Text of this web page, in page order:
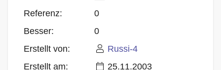
Blog
Referenz:
0
Besser:
0
Erstellt von:
Russi-4
Erstellt am:
25.11.2003